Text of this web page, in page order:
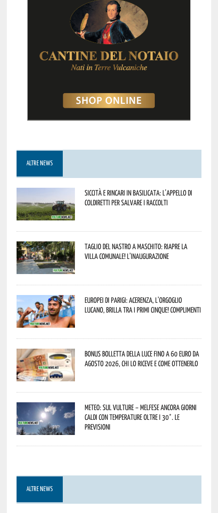
ALTRE NEWS
Siccità e rincari in Basilicata: l’appello di
Coldiretti per salvare i raccolti
Taglio del nastro a Maschito: riapre la
Villa Comunale! L’inaugurazione
Europei di Parigi: Acerenza, l’orgoglio
lucano, brilla tra i primi cinque! Complimenti
Bonus bolletta della luce fino a 60 euro da
agosto 2026, chi lo riceve e come ottenerlo
Meteo: sul Vulture – melfese ancora giorni
caldi con temperature oltre i 30°. Le
previsioni
ALTRE NEWS